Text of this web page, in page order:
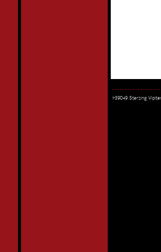
I-39049 Sterzing